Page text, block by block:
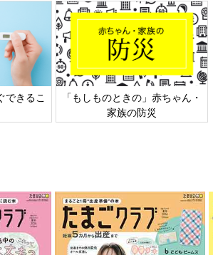
できるこ
「もしものときの」赤ちゃん・
家族の防災